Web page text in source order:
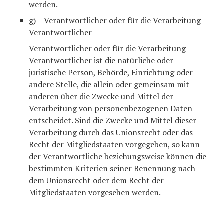
werden.
g) Verantwortlicher oder für die Verarbeitung
Verantwortlicher
Verantwortlicher oder für die Verarbeitung
Verantwortlicher ist die natürliche oder
juristische Person, Behörde, Einrichtung oder
andere Stelle, die allein oder gemeinsam mit
anderen über die Zwecke und Mittel der
Verarbeitung von personenbezogenen Daten
entscheidet. Sind die Zwecke und Mittel dieser
Verarbeitung durch das Unionsrecht oder das
Recht der Mitgliedstaaten vorgegeben, so kann
der Verantwortliche beziehungsweise können die
bestimmten Kriterien seiner Benennung nach
dem Unionsrecht oder dem Recht der
Mitgliedstaaten vorgesehen werden.